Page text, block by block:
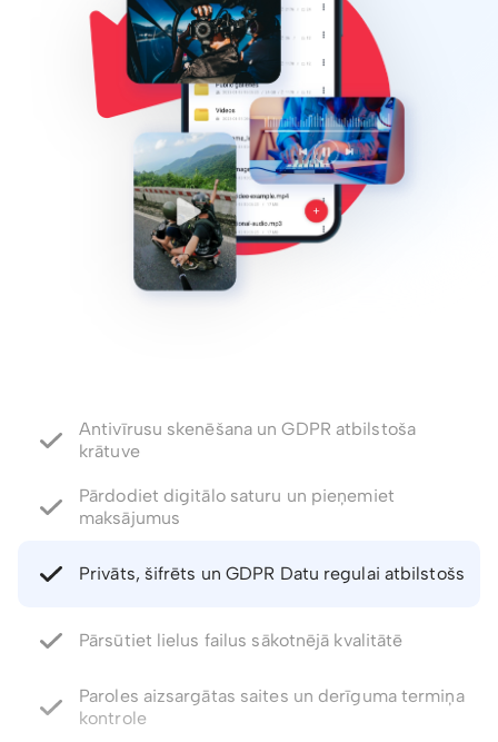
Pārdodiet digitālo saturu un pieņemiet
maksājumus
Privāts, šifrēts un GDPR Datu regulai atbilstošs
Pārsūtiet lielus failus sākotnējā kvalitātē
Paroles aizsargātas saites un derīguma termiņa
Atjaunojiet izdzēstos failus un failu versijas līdz
pat 5 gadiem